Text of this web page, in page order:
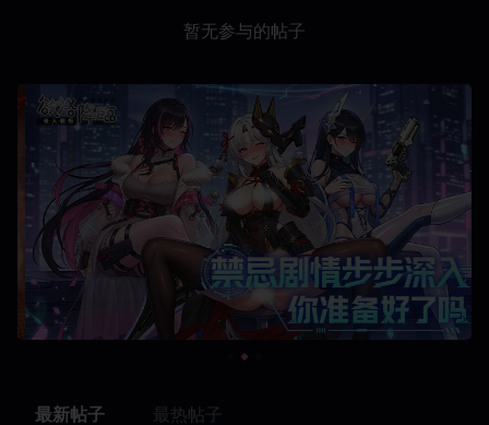
暂无参与的帖子
最新帖子 最热帖子